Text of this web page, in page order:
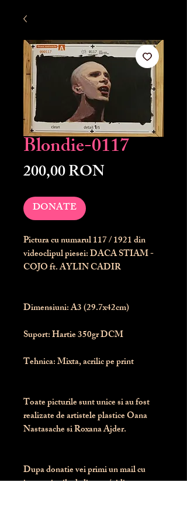
Blondie-0117
200,00 RONPreț
DONATE
Pictura cu numarul117/ 1921 din
videoclipul piesei: DACA STIAM -
COJO ft. AYLIN CADIR
Dimensiuni: A3 (29.7x42cm)
Suport: Hartie 350gr DCM
Tehnica: Mixta, acrilic pe print
Toate picturile sunt unice si au fost
realizate de artistele plastice Oana
Nastasache si Roxana Ajder.
Dupa donatie vei primi un mail cu
instructiunile de livrare / ridicare.